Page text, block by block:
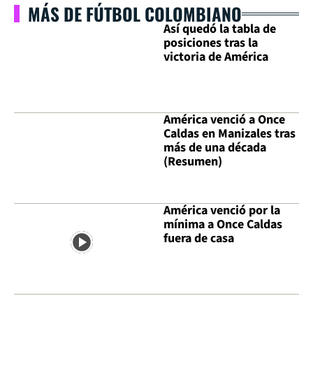
MÁS DE FÚTBOL COLOMBIANO
Así quedó la tabla de
posiciones tras la
victoria de América
América venció a Once
Caldas en Manizales tras
más de una década
(Resumen)
América venció por la
mínima a Once Caldas
fuera de casa